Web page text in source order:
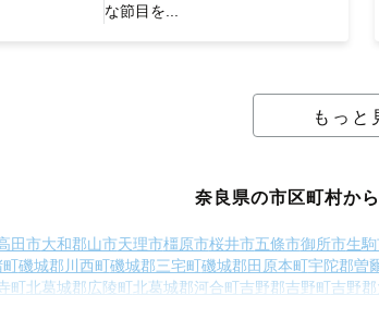
な節目を...
もっと
奈良県の市区町村か
田市大和郡山市天理市橿原市桜井市五條市御所市生
町磯城郡川西町磯城郡三宅町磯城郡田原本町宇陀郡曽
町北葛城郡広陵町北葛城郡河合町吉野郡吉野町吉野